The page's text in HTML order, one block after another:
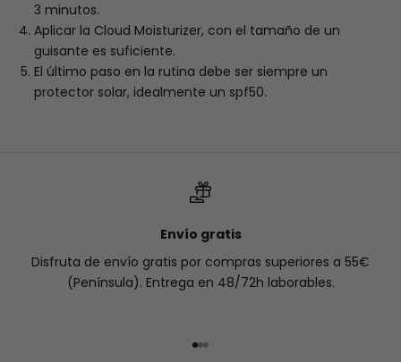
3 minutos.
Aplicar la Cloud Moisturizer, con el tamaño de un
guisante es suficiente.
El último paso en la rutina debe ser siempre un
protector solar, idealmente un spf50.
Envío gratis
Disfruta de envío gratis por compras superiores a 55€
(Península). Entrega en 48/72h laborables.
Ir al artículo 1
Ir al artículo 2
Ir al artículo 3